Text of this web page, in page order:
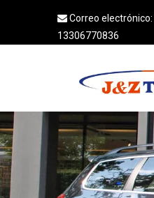
 Correo electrónico:
13306770836